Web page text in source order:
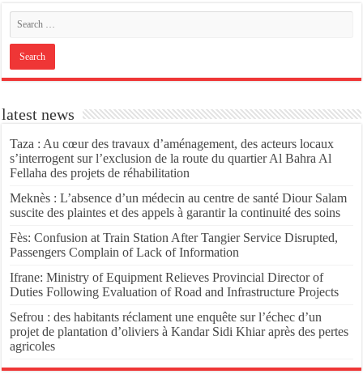
latest news
Taza : Au cœur des travaux d’aménagement, des acteurs locaux
s’interrogent sur l’exclusion de la route du quartier Al Bahra Al
Fellaha des projets de réhabilitation
Meknès : L’absence d’un médecin au centre de santé Diour Salam
suscite des plaintes et des appels à garantir la continuité des soins
Fès: Confusion at Train Station After Tangier Service Disrupted,
Passengers Complain of Lack of Information
Ifrane: Ministry of Equipment Relieves Provincial Director of
Duties Following Evaluation of Road and Infrastructure Projects
Sefrou : des habitants réclament une enquête sur l’échec d’un
projet de plantation d’oliviers à Kandar Sidi Khiar après des pertes
agricoles